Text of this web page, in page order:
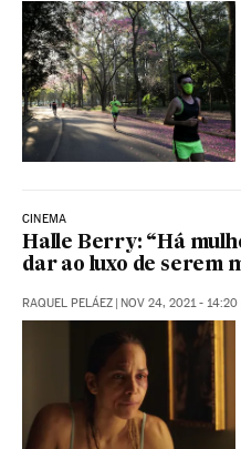
CINEMA
Halle Berry: “Há
dar ao luxo de serem
RAQUEL PELÁEZ NOV 24, 2021 - 14:20